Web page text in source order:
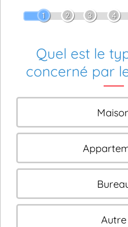
1 2 3 4
Quel est le
concerné par
Autre